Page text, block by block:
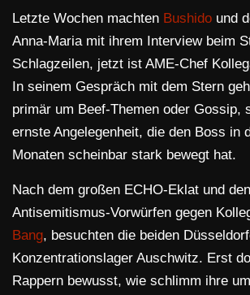
Letzte Wochen machten Bushido und
Anna-Maria mit ihrem Interview beim
Schlagzeilen, jetzt ist AME-Chef
In seinem Gespräch mit dem Stern
primär um Beef-Themen oder Gossip,
ernste Angelegenheit, die den Boss in
Monaten scheinbar stark bewegt hat.
Nach dem großen ECHO-Eklat und den
Antisemitismus-Vorwürfen gegen
Bang, besuchten die beiden
Konzentrationslager Auschwitz. Erst
Rappern bewusst, wie schlimm ihre